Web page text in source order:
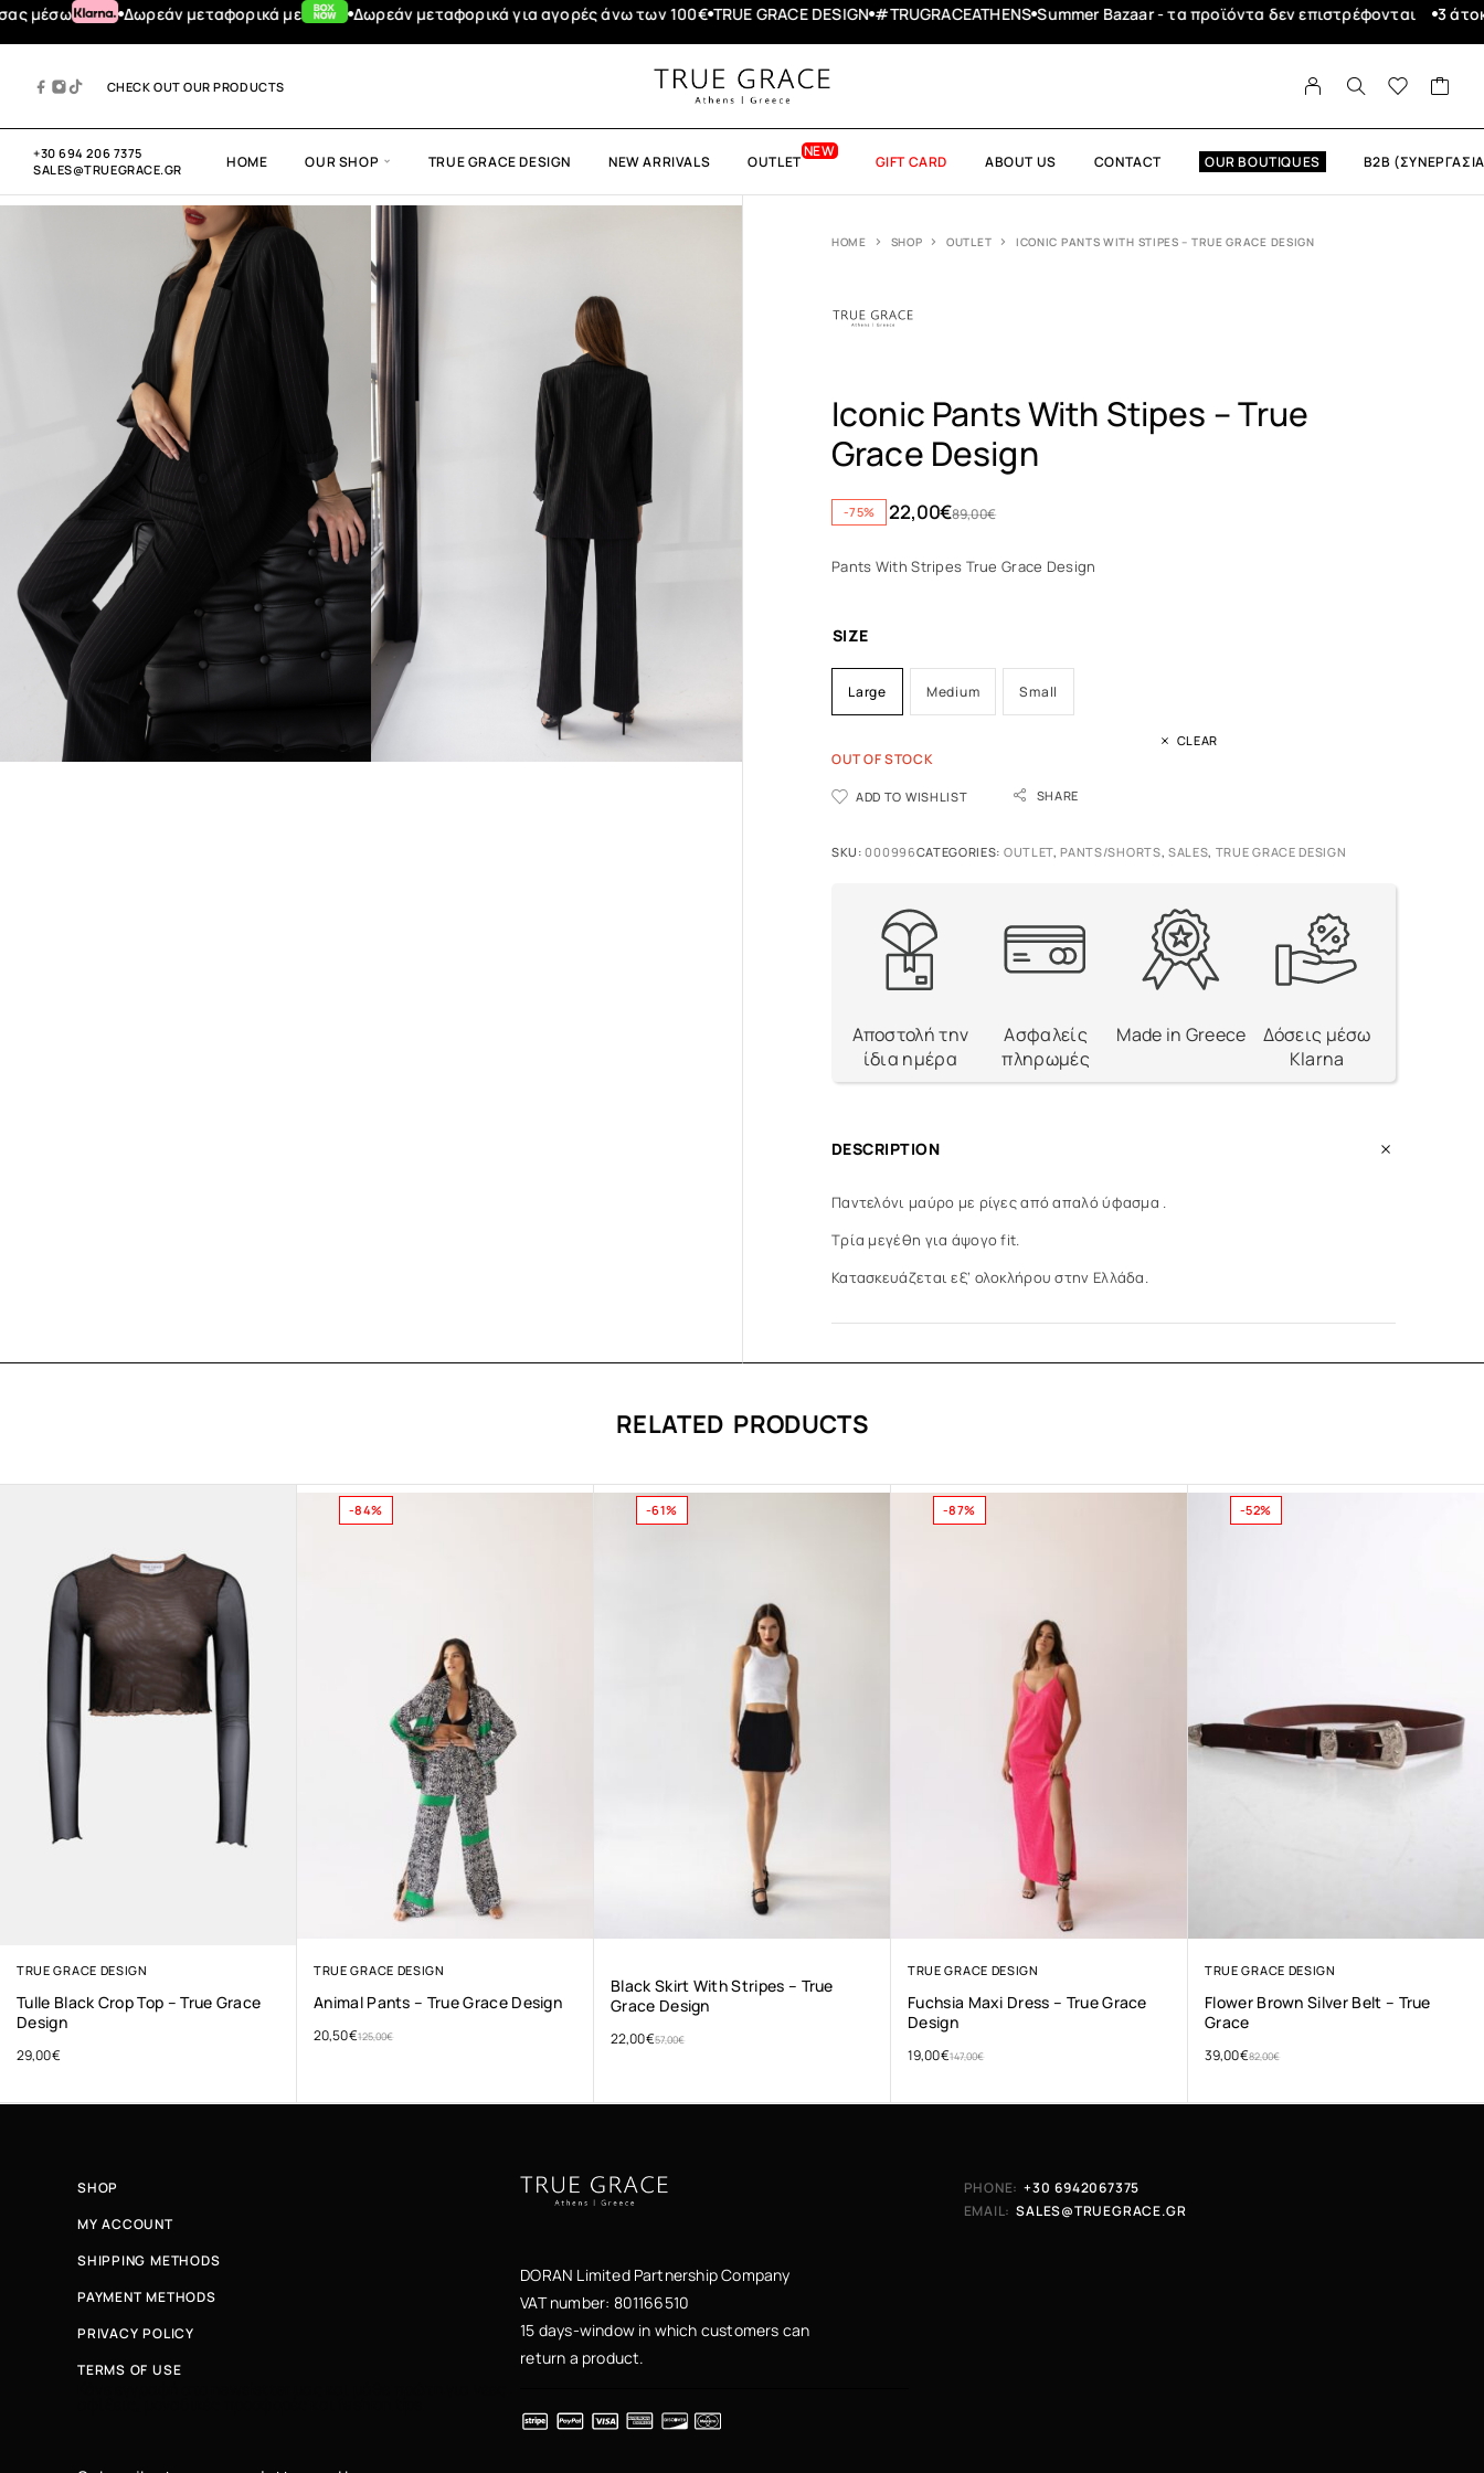
Δωρεάν μεταφορικά με Δωρεάν μεταφορικά για αγορές άνω των 100€ TRUE GRACE DESIGN #TRUGRACEATHENS Summer Bazaar - τα προϊόντα δεν επιστρέφονται 3 άτοκες
CHECK OUT OUR PRODUCTS
+30 694 206 7375
SALES@TRUEGRACE.GR
HOME OUR SHOP TRUE GRACE DESIGN NEW ARRIVALS OUTLET GIFT CARD ABOUT US CONTACT OUR BOUTIQUES B2B
HOME SHOP OUTLET ICONIC PANTS WITH STIPES – TRUE GRACE DESIGN
Iconic Pants With Stipes – True
Grace Design
-75% 89,00€
22,00€
Pants With Stripes True Grace Design
SIZE
Large Medium Small
CLEAR
OUT OF STOCK
A
e
ADD TO WISHLIST SHARE
SKU:000996CATEGORIES: OUTLET,PANTS/SHORTS, SALES, TRUE GRACE DESIGN
Αποστολή την
ίδια ημέρα
Ασφαλείς
πληρωμές
Made in Greece
Δόσεις μέσω
Klarna
DESCRIPTION
Παντελόνι μαύρο με ρίγες από απαλό ύφασμα .
Τρία μεγέθη για άψογο fit.
Κατασκευάζεται εξ’ ολοκλήρου στην Ελλάδα.
RELATED PRODUCTS
TRUE GRACE DESIGN
Tulle Black Crop Top – True Grace
Design
29,00€
TRUE GRACE DESIGN
Animal Pants – True Grace Design
125,00€
20,50€
-84%
Black Skirt With Stripes – True
Grace Design
57,00€
22,00€
-61%
TRUE GRACE DESIGN
Fuchsia Maxi Dress – True Grace
Design
147,00€
19,00€
-87%
TRUE GRACE DESIGN
Flower Brown Silver Belt – True
Grace
82,00€
39,00€
-52%
SHOP
MY ACCOUNT
SHIPPING METHODS
PAYMENT METHODS
PRIVACY POLICY
TERMS OF USE
DORAN Limited Partnership Company
VAT number: 801166510
15 days-window in which customers can
return a product.
PHONE: +30 6942067375
EMAIL: SALES@TRUEGRACE.GR